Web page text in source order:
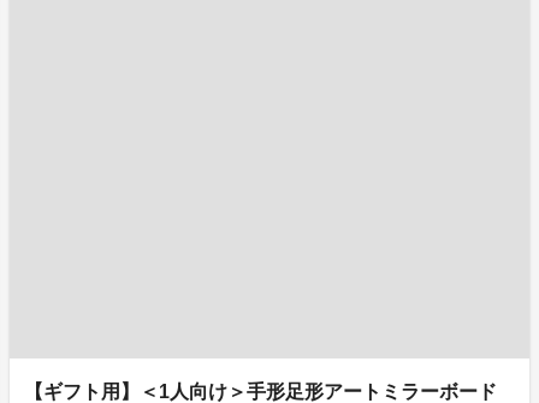
【ギフト用】＜1人向け＞手形足形アートミラーボード